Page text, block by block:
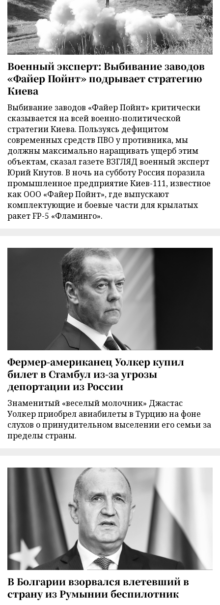
Военный эксперт: Выбивание заводов
«Файер Пойнт» подрывает стратегию
Киева
Выбивание заводов «Файер Пойнт» критически
сказывается на всей военно-политической
стратегии Киева. Пользуясь дефицитом
современных средств ПВО у противника, мы
должны максимально наращивать ущерб этим
объектам, сказал газете ВЗГЛЯД военный эксперт
Юрий Кнутов. В ночь на субботу Россия поразила
промышленное предприятие Киев-111, известное
как ООО «Файер Пойнт», где выпускают
комплектующие и боевые части для крылатых
ракет FP-5 «Фламинго».
Фермер-американец Уолкер купил
билет в Стамбул из-за угрозы
депортации из России
Знаменитый «веселый молочник» Джастас
Уолкер приобрел авиабилеты в Турцию на фоне
слухов о принудительном выселении его семьи за
пределы страны.
В Болгарии взорвался влетевший в
страну из Румынии беспилотник